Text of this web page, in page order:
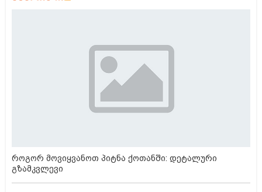
როგორ მოვიყვანოთ პიტნა ქოთანში: დეტალური
გზამკვლევი